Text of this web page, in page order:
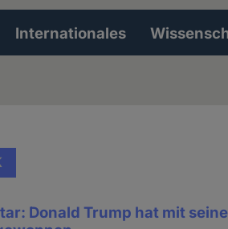
Volltextsuche
Internationales
Donald Trump hat mit